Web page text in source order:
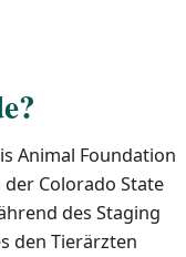
Animal Foundation
Colorado State
des Staging
den Tierärzten